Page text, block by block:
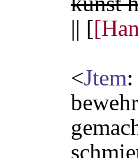
|| [
<Jtem